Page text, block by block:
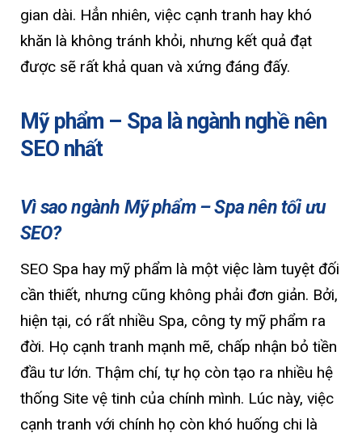
gian dài. Hẳn nhiên, việc cạnh tranh hay khó
khăn là không tránh khỏi, nhưng kết quả đạt
được sẽ rất khả quan và xứng đáng đấy.
Mỹ phẩm – Spa là ngành nghề nên
SEO nhất
Vì sao ngành Mỹ phẩm – Spa nên tối ưu
SEO?
SEO Spa hay mỹ phẩm là một việc làm tuyệt đối
cần thiết, nhưng cũng không phải đơn giản. Bởi,
hiện tại, có rất nhiều Spa, công ty mỹ phẩm ra
đời. Họ cạnh tranh mạnh mẽ, chấp nhận bỏ tiền
đầu tư lớn. Thậm chí, tự họ còn tạo ra nhiều hệ
thống Site vệ tinh của chính mình. Lúc này, việc
cạnh tranh với chính họ còn khó huống chi là